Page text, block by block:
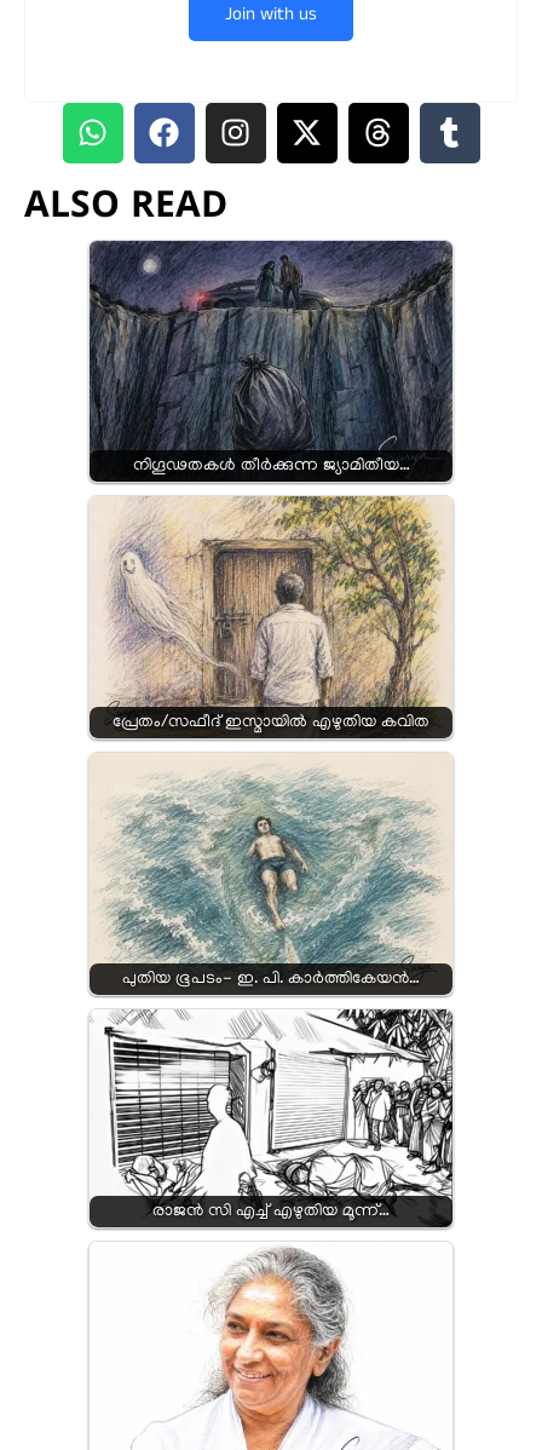
Join with us
ALSO READ
നിഗൂഢതകൾ തീർക്കുന്ന ജ്യാമിതീയ…
പ്രേതം/സഫീദ് ഇസ്മായിൽ എഴുതിയ കവിത
പുതിയ ഭൂപടം- ഇ. പി. കാർത്തികേയൻ…
രാജന്‍ സി എച്ച് എഴുതിയ മൂന്ന്…